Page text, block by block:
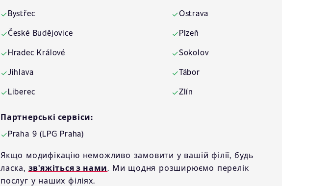
✓Bystřec
✓České Budějovice
✓Hradec Králové
✓Jihlava
✓Liberec
✓Ostrava
✓Plzeň
✓Sokolov
✓Tábor
✓Zlín
Партнерські сервіси:
✓Praha 9 (LPG Praha)
Якщо модифікацію неможливо замовити у вашій філії, будь
ласка, зв'яжіться з нами. Ми щодня розширюємо перелік
послуг у наших філіях.